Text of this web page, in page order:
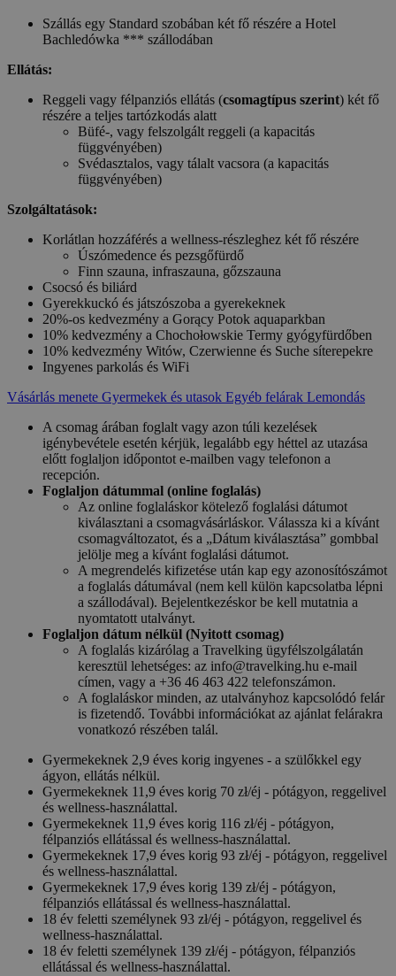
Szállás egy Standard szobában két fő részére a Hotel
Bachledówka *** szállodában
Ellátás:
Reggeli vagy félpanziós ellátás (csomagtípus szerint) két fő
részére a teljes tartózkodás alatt
Büfé-, vagy felszolgált reggeli (a kapacitás
függvényében)
Svédasztalos, vagy tálalt vacsora (a kapacitás
függvényében)
Szolgáltatások:
Korlátlan hozzáférés a wellness-részleghez két fő részére
Úszómedence és pezsgőfürdő
Finn szauna, infraszauna, gőzszauna
Csocsó és biliárd
Gyerekkuckó és játszószoba a gyerekeknek
20%-os kedvezmény a Gorący Potok aquaparkban
10% kedvezmény a Chochołowskie Termy gyógyfürdőben
10% kedvezmény Witów, Czerwienne és Suche síterepekre
Ingyenes parkolás és WiFi
Vásárlás menete Gyermekek és utasok Egyéb felárak Lemondás
A csomag árában foglalt vagy azon túli kezelések
igénybevétele esetén kérjük, legalább egy héttel az utazása
előtt foglaljon időpontot e-mailben vagy telefonon a
recepción.
Foglaljon dátummal (online foglalás)
Az online foglaláskor kötelező foglalási dátumot
kiválasztani a csomagvásárláskor. Válassza ki a kívánt
csomagváltozatot, és a „Dátum kiválasztása” gombbal
jelölje meg a kívánt foglalási dátumot.
A megrendelés kifizetése után kap egy azonosítószámot
a foglalás dátumával (nem kell külön kapcsolatba lépni
a szállodával). Bejelentkezéskor be kell mutatnia a
nyomtatott utalványt.
Foglaljon dátum nélkül (Nyitott csomag)
A foglalás kizárólag a Travelking ügyfélszolgálatán
keresztül lehetséges: az info@travelking.hu e-mail
címen, vagy a +36 46 463 422 telefonszámon.
A foglaláskor minden, az utalványhoz kapcsolódó felár
is fizetendő. További információkat az ajánlat felárakra
vonatkozó részében talál.
Gyermekeknek 2,9 éves korig ingyenes - a szülőkkel egy
ágyon, ellátás nélkül.
Gyermekeknek 11,9 éves korig 70 zł/éj - pótágyon, reggelivel
és wellness-használattal.
Gyermekeknek 11,9 éves korig 116 zł/éj - pótágyon,
félpanziós ellátással és wellness-használattal.
Gyermekeknek 17,9 éves korig 93 zł/éj - pótágyon, reggelivel
és wellness-használattal.
Gyermekeknek 17,9 éves korig 139 zł/éj - pótágyon,
félpanziós ellátással és wellness-használattal.
18 év feletti személynek 93 zł/éj - pótágyon, reggelivel és
wellness-használattal.
18 év feletti személynek 139 zł/éj - pótágyon, félpanziós
ellátással és wellness-használattal.